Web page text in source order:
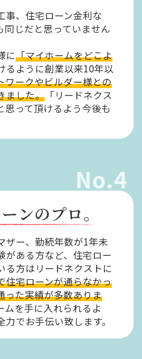
事、住宅ローン金利な
同じだと思っていません
に「マイホームをどこよ
るように創業以来10年以
ワークやビルダー様との
ました。 「リードネクス
思って頂けるよう今後も
No.4
ンのプロ。
ザー、勤続年数が1年未
がある方など、住宅ロー
る方はリードネクストに
住宅ローンが通らなかっ
った実績が多数ありま
ムを手に入れられるよ
でお手伝い致します。